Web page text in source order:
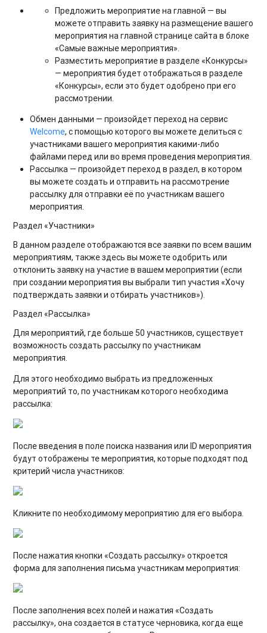
Предложить мероприятие на главной — вы
можете отправить заявку на размещение вашего
мероприятия на главной странице сайта в блоке
«Самые важные мероприятия».
Разместить мероприятие в разделе «Конкурсы»
— мероприятия будет отображаться в разделе
«Конкурсы», если это будет одобрено при его
рассмотрении.
Обмен данными — произойдет переход на сервис
Welcome, с помощью которого вы можете делиться с
участниками вашего мероприятия какими-либо
файлами перед или во время проведения мероприятия.
Рассылка — произойдет переход в раздел, в котором
вы можете создать и отправить на рассмотрение
рассылку для отправки её по участникам вашего
мероприятия.
Раздел «Участники»
В данном разделе отображаются все заявки по всем вашим
мероприятиям, также здесь вы можете одобрить или
отклонить заявку на участие в вашем мероприятии (если
при создании мероприятия вы выбрали тип участия «Хочу
подтверждать заявки и отбирать участников»).
Раздел «Рассылка»
Для мероприятий, где больше 50 участников, существует
возможность создать рассылку по участникам
мероприятия.
Для этого необходимо выбрать из предложенных
мероприятий то, по участникам которого необходима
рассылка:
После введения в поле поиска названия или ID мероприятия
будут отображены те мероприятия, которые подходят под
критерий числа участников:
Кликните по необходимому мероприятию для его выбора.
После нажатия кнопки «Создать рассылку» откроется
форма для заполнения письма участникам мероприятия:
После заполнения всех полей и нажатия «Создать
рассылку», она создается в статусе черновика, когда еще